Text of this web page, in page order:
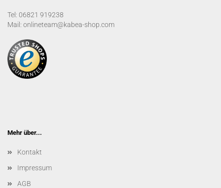
Tel: 06821 919238
Mail: onlineteam@kabea-shop.com
Mehr über...
Kontakt
Impressum
AGB